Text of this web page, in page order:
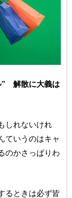
” 解散に大義は
しれないけれ
ていうのはキャ
のかさっぱりわ
るときは必ず皆